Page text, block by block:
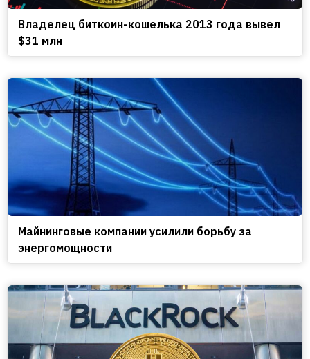
Владелец биткоин-кошелька 2013 года вывел
$31 млн
Майнинговые компании усилили борьбу за
энергомощности